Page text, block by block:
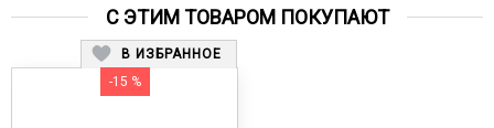
С ЭТИМ ТОВАРОМ ПОКУПАЮТ
В ИЗБРАННОЕ
-15 %